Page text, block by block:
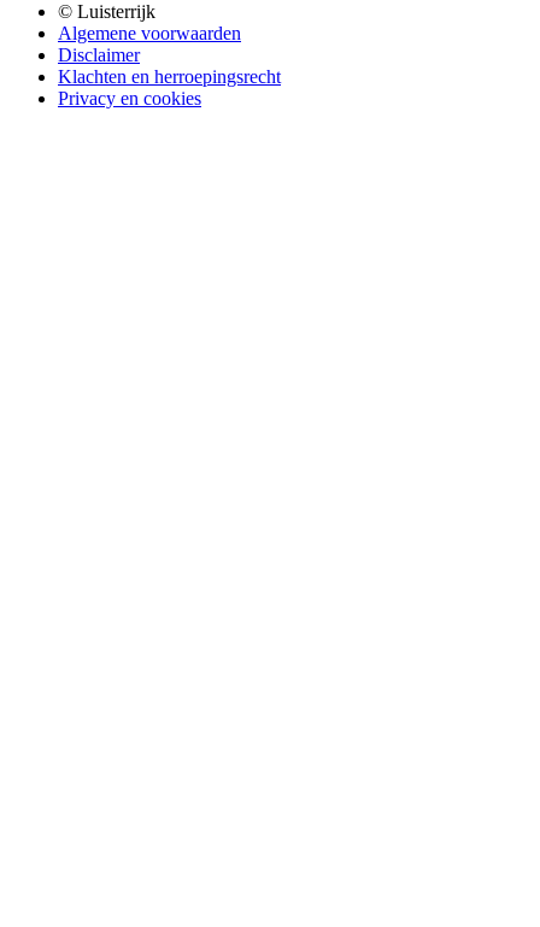
© Luisterrijk
Algemene voorwaarden
Disclaimer
Klachten en herroepingsrecht
Privacy en cookies